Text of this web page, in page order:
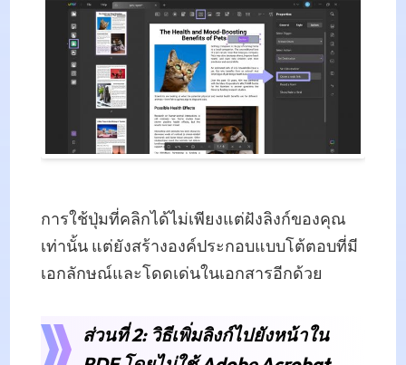
การใช้ปุ่มที่คลิกได้ไม่เพียงแต่ฝังลิงก์ของคุณ
เท่านั้น แต่ยังสร้างองค์ประกอบแบบโต้ตอบที่มี
เอกลักษณ์และโดดเด่นในเอกสารอีกด้วย
ส่วนที่ 2: วิธีเพิ่มลิงก์ไปยังหน้าใน